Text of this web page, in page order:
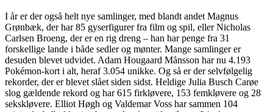
I år er der også helt nye samlinger, med blandt andet Magnus
Grønbæk, der har 85 gyserfigurer fra film og spil, eller Nicholas
Carlsen Broeng, der er en rig dreng – han har penge fra 31
forskellige lande i både sedler og mønter. Mange samlinger er
desuden blevet udvidet. Adam Hougaard Månsson har nu 4.193
Pokémon-kort i alt, heraf 3.054 unikke. Og så er der selvfølgelig
rekorder, der er blevet slået siden sidst. Heldige Julia Busch Carøe
slog gældende rekord og har 615 firkløvere, 153 femkløvere og 28
sekskløvere. Elliot Høgh og Valdemar Voss har sammen 104